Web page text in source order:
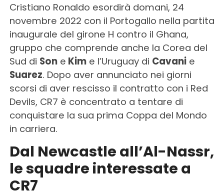
Cristiano Ronaldo esordirà domani, 24
novembre 2022 con il Portogallo nella partita
inaugurale del girone H contro il Ghana,
gruppo che comprende anche la Corea del
Sud di Sone Kime l’Uruguay di Cavanie
Suarez. Dopo aver annunciato nei giorni
scorsi di aver rescisso il contratto con i Red
Devils, CR7 è concentrato a tentare di
conquistare la sua prima Coppa del Mondo
in carriera.
Dal Newcastle all’Al-Nassr,
le squadre interessate a
CR7